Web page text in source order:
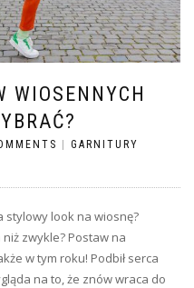
WIOSENNYCH
| GARNITURY
look na wiosnę?
zwykle? Postaw na
w tym roku! Podbił serca
na to, że znów wraca do